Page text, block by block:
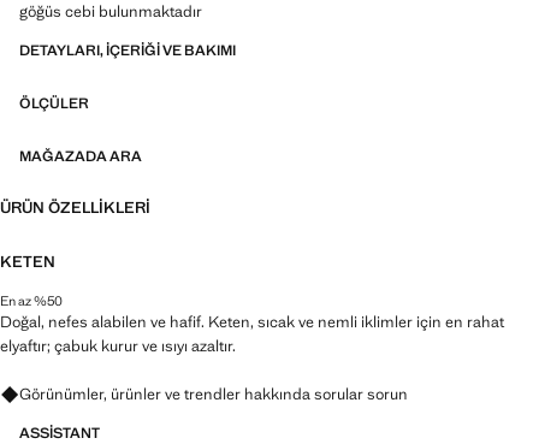
göğüs cebi bulunmaktadır
DETAYLARI, IÇERIĞI VE BAKIMI
ÖLÇÜLER
MAĞAZADA ARA
ÜRÜN ÖZELLIKLERI
KETEN
En az %50
Doğal, nefes alabilen ve hafif. Keten, sıcak ve nemli iklimler için en rahat
elyaftır; çabuk kurur ve ısıyı azaltır.
Görünümler, ürünler ve trendler hakkında sorular sorun
ASSISTANT